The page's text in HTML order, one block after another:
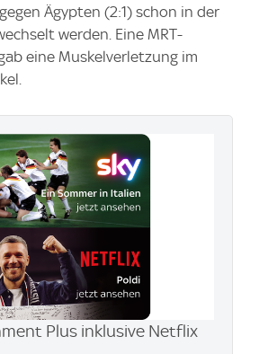
Ägypten (2:1) schon in der
werden. Eine MRT-
eine Muskelverletzung im
Plus inklusive Netflix